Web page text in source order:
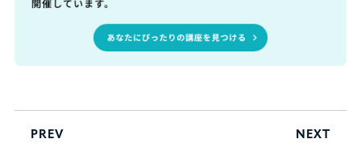
PREV NEXT